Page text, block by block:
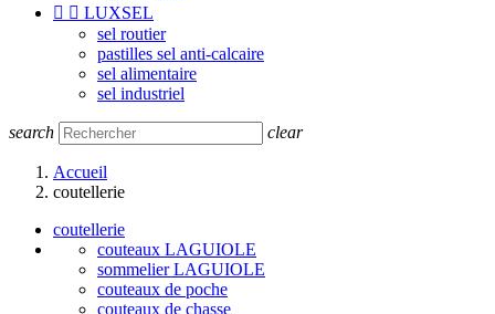
  LUXSEL
sel routier
pastilles sel anti-calcaire
sel alimentaire
sel industriel
search clear
Accueil
coutellerie
coutellerie
couteaux LAGUIOLE
sommelier LAGUIOLE
couteaux de poche
couteaux de chasse